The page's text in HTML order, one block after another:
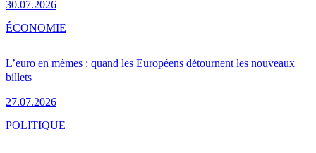
30.07.2026
L’euro en mèmes : quand les Européens détournent les nouveaux
billets
27.07.2026
ÉCONOMIE
POLITIQUE